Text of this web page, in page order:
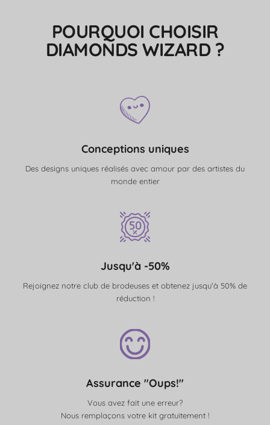
POURQUOI CHOISIR
DIAMONDS WIZARD ?
Conceptions uniques
Des designs uniques réalisés avec amour par des artistes du
monde entier
Jusqu'à -50%
Rejoignez notre club de brodeuses et obtenez jusqu'à 50% de
réduction !
Assurance "Oups!"
Vous avez fait une erreur?
Nous remplaçons votre kit gratuitement !